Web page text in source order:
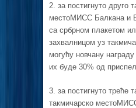
2. за постигнуто друго
местоМИСС Балкана и
са србрном плакетом
захвалницом уз
могућу новчану
их буде 30% од
3. за постигнуто треће
такмичарско